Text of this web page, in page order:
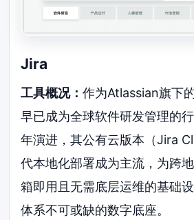
Jira
工具概况：作为Atlassian旗下
早已成为全球软件研发管理的
年演进，其公有云版本（Jira
代本地化部署成为主流，为跨
箱即用且无需底层运维的基础
体系不可或缺的数字底座。